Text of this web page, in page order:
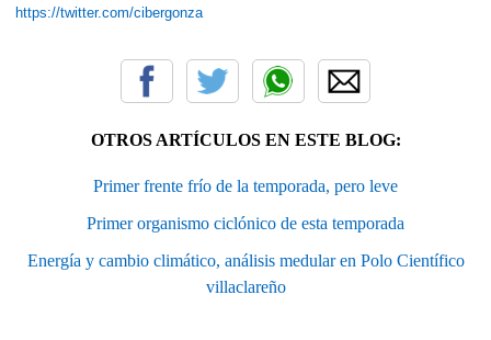
https://twitter.com/cibergonza
OTROS ARTÍCULOS EN ESTE BLOG:
Primer frente frío de la temporada, pero leve
Primer organismo ciclónico de esta temporada
Energía y cambio climático, análisis medular en Polo Científico
villaclareño